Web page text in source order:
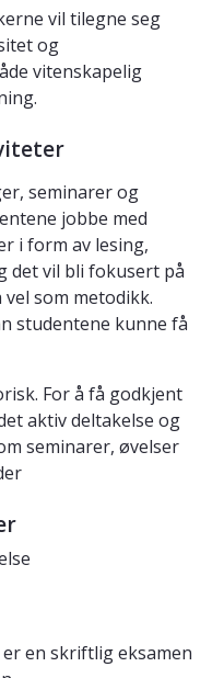
vil tilegne seg
og
vitenskapelig
seminarer og
jobbe med
i form av lesing,
det vil bli fokusert på
som metodikk.
studentene kunne få
For å få godkjent
aktiv deltakelse og
seminarer, øvelser
en skriftlig eksamen